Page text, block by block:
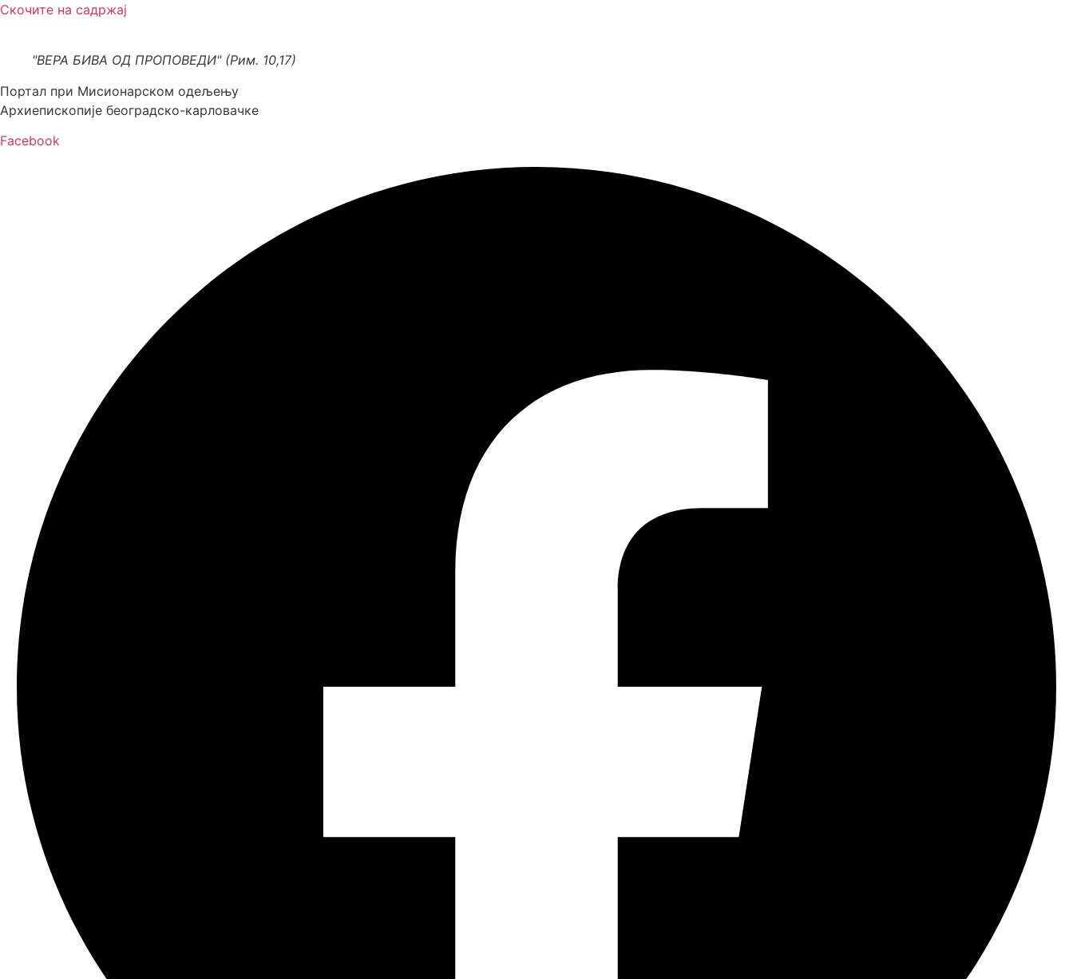
Скочите на садржај
"ВЕРА БИВА ОД ПРОПОВЕДИ" (Рим. 10,17)
Портал при Мисионарском одељењу
Архиепископије београдско-карловачке
Facebook